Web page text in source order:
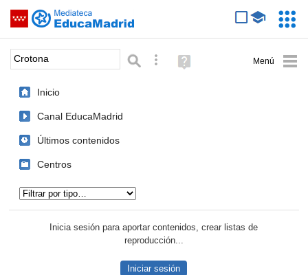
Saltar navegación
Palabra o frase: Búsqueda avanzada
Ayuda
(en
Inicio
Canal EducaMadrid
Últimos contenidos
Centros
Inicia sesión para aportar contenidos, crear listas de
reproducción...
Iniciar sesión